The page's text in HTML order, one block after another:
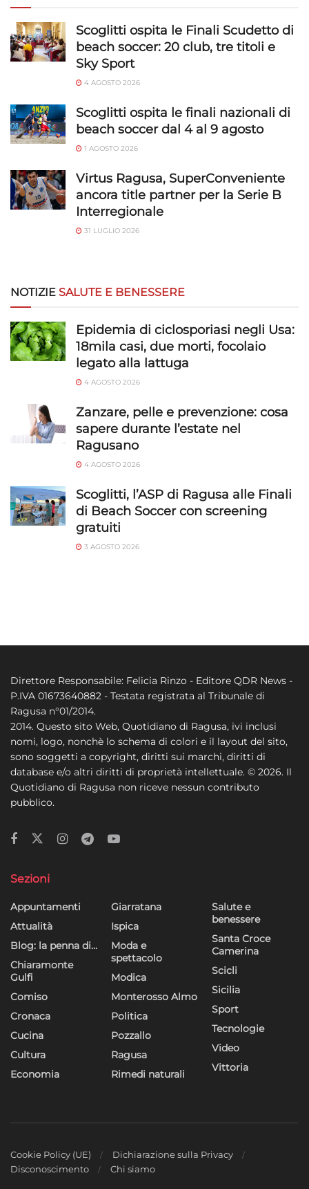
Scoglitti ospita le Finali Scudetto di
beach soccer: 20 club, tre titoli e
Sky Sport
4 AGOSTO 2026
Scoglitti ospita le finali nazionali di
beach soccer dal 4 al 9 agosto
1 AGOSTO 2026
Virtus Ragusa, SuperConveniente
ancora title partner per la Serie B
Interregionale
31 LUGLIO 2026
NOTIZIE SALUTE E BENESSERE
Epidemia di ciclosporiasi negli Usa:
18mila casi, due morti, focolaio
legato alla lattuga
4 AGOSTO 2026
Zanzare, pelle e prevenzione: cosa
sapere durante l’estate nel
Ragusano
4 AGOSTO 2026
Scoglitti, l’ASP di Ragusa alle Finali
di Beach Soccer con screening
gratuiti
3 AGOSTO 2026
Direttore Responsabile: Felicia Rinzo - Editore QDR News -
P.IVA 01673640882 - Testata registrata al Tribunale di
Ragusa n°01/2014.
2014. Questo sito Web, Quotidiano di Ragusa, ivi inclusi
nomi, logo, nonchè lo schema di colori e il layout del sito,
sono soggetti a copyright, diritti sui marchi, diritti di
database e/o altri diritti di proprietà intellettuale. © 2026. Il
Quotidiano di Ragusa non riceve nessun contributo
pubblico.
Sezioni
Appuntamenti
Attualità
Blog: la penna di…
Chiaramonte
Gulfi
Comiso
Cronaca
Cucina
Cultura
Economia
Giarratana
Ispica
Moda e
spettacolo
Modica
Monterosso Almo
Politica
Pozzallo
Ragusa
Rimedi naturali
Salute e
benessere
Santa Croce
Camerina
Scicli
Sicilia
Sport
Tecnologie
Video
Vittoria
Cookie Policy (UE)
Dichiarazione sulla Privacy
Disconoscimento
Chi siamo